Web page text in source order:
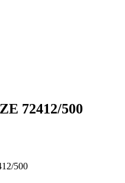
72412/500
500